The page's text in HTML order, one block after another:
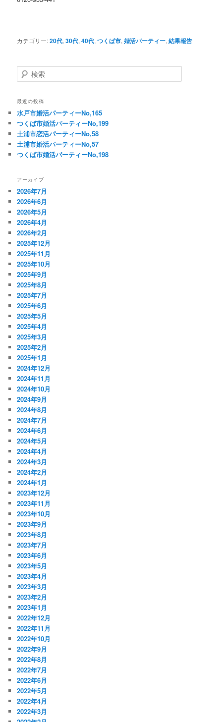
カテゴリー:20代,30代,40代,つくば市,婚活パーティー,結果報告
検
索
最近の投稿
水戸市婚活パーティーNo,165
つくば市婚活パーティーNo,199
土浦市恋活パーティーNo,58
土浦市婚活パーティーNo,57
つくば市婚活パーティーNo,198
アーカイブ
2026年7月
2026年6月
2026年5月
2026年4月
2026年2月
2025年12月
2025年11月
2025年10月
2025年9月
2025年8月
2025年7月
2025年6月
2025年5月
2025年4月
2025年3月
2025年2月
2025年1月
2024年12月
2024年11月
2024年10月
2024年9月
2024年8月
2024年7月
2024年6月
2024年5月
2024年4月
2024年3月
2024年2月
2024年1月
2023年12月
2023年11月
2023年10月
2023年9月
2023年8月
2023年7月
2023年6月
2023年5月
2023年4月
2023年3月
2023年2月
2023年1月
2022年12月
2022年11月
2022年10月
2022年9月
2022年8月
2022年7月
2022年6月
2022年5月
2022年4月
2022年3月